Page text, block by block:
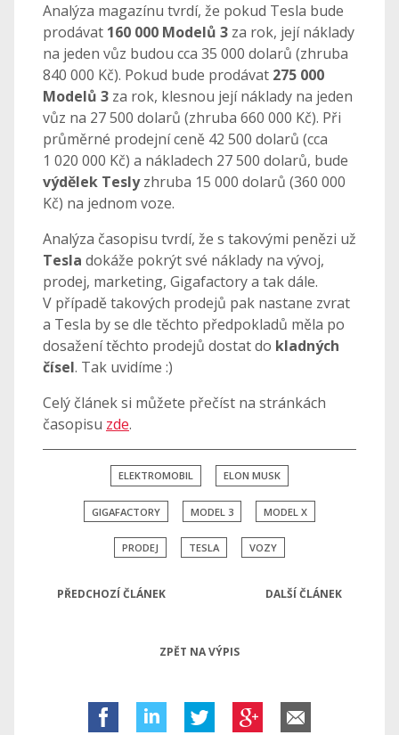
Analýza magazínu tvrdí, že pokud Tesla bude
prodávat 160 000 Modelů 3 za rok, její náklady
na jeden vůz budou cca 35 000 dolarů (zhruba
840 000 Kč). Pokud bude prodávat 275 000
Modelů 3 za rok, klesnou její náklady na jeden
vůz na 27 500 dolarů (zhruba 660 000 Kč). Při
průměrné prodejní ceně 42 500 dolarů (cca
1 020 000 Kč) a nákladech 27 500 dolarů, bude
výdělek Teslyzhruba 15 000 dolarů (360 000
Kč) na jednom voze.
Analýza časopisu tvrdí, že s takovými penězi už
Tesla dokáže pokrýt své náklady na vývoj,
prodej, marketing, Gigafactory a tak dále.
V případě takových prodejů pak nastane zvrat
a Tesla by se dle těchto předpokladů měla po
dosažení těchto prodejů dostat do kladných
čísel. Tak uvidíme :)
Celý článek si můžete přečíst na stránkách
časopisu zde.
ELEKTROMOBIL ELON MUSK
GIGAFACTORY MODEL 3 MODEL X
PRODEJ TESLA VOZY
PŘEDCHOZÍ ČLÁNEK DALŠÍ ČLÁNEK
ZPĚT NA VÝPIS